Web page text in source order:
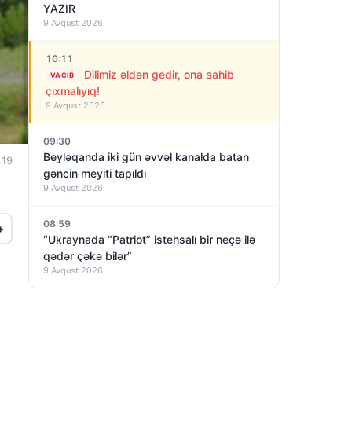
YAZIR
9 Avqust 2026
10:11
VACIB
Dilimiz əldən gedir, ona sahib
çıxmalıyıq!
9 Avqust 2026
09:30
Beyləqanda iki gün əvvəl kanalda batan
gəncin meyiti tapıldı
9 Avqust 2026
08:59
“Ukraynada “Patriot” istehsalı bir neçə ilə
qədər çəkə bilər”
9 Avqust 2026